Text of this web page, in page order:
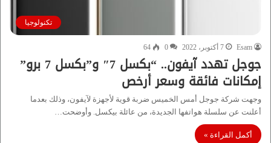
تكنولوجيا
Esam 7 أكتوبر، 2022 0
64
جوجل تهدد آيفون.. “بكسل 7″ و”بكسل 7 برو”
إمكانات فائقة وسعر أرخص
وجهت شركة جوجل أمس الخميس ضربة قوية لأجهزة لآيفون، وذلك بعدما
أعلنت عن سلسلة هواتفها الجديدة، من عائلة بيكسل. وأوضحت…
أكمل القراءة »